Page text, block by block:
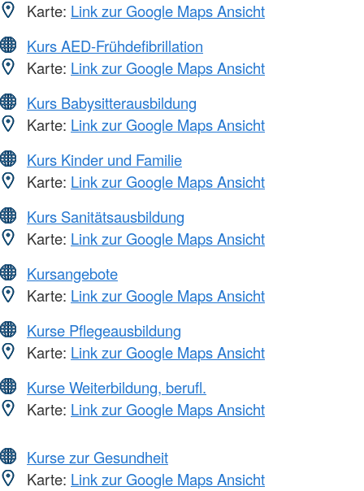
Karte: Link zur Google Maps Ansicht
Kurs AED-Frühdefibrillation
Karte: Link zur Google Maps Ansicht
Kurs Babysitterausbildung
Karte: Link zur Google Maps Ansicht
Kurs Kinder und Familie
Karte: Link zur Google Maps Ansicht
Kurs Sanitätsausbildung
Karte: Link zur Google Maps Ansicht
Kursangebote
Karte: Link zur Google Maps Ansicht
Kurse Pflegeausbildung
Karte: Link zur Google Maps Ansicht
Kurse Weiterbildung, berufl.
Karte: Link zur Google Maps Ansicht
Kurse zur Gesundheit
Karte: Link zur Google Maps Ansicht